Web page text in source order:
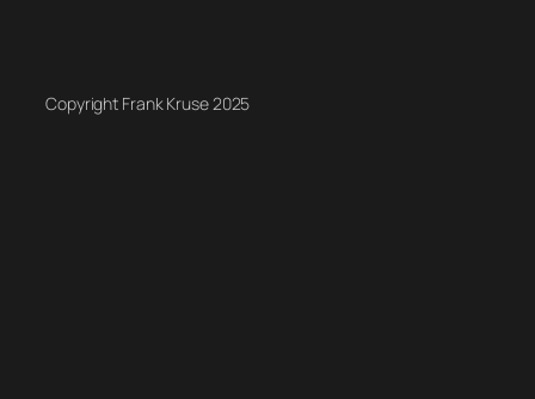
Copyright Frank Kruse 2025